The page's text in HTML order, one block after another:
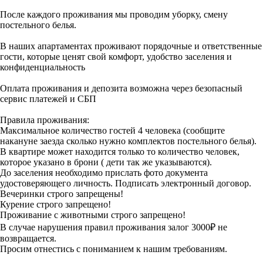
После каждого проживания мы проводим уборку, смену
постельного белья.
В наших апартаментах проживают порядочные и ответственные
гости, которые ценят свой комфорт, удобство заселения и
конфиденциальность
Оплата проживания и депозита возможна через безопасный
сервис платежей и СБП
Правила проживания:
Максимальное количество гостей 4 человека (сообщите
накануне заезда сколько нужно комплектов постельного белья).
В квартире может находится только то количество человек,
которое указано в брони ( дети так же указываются).
До заселения необходимо прислать фото документа
удостоверяющего личность. Подписать электронный договор.
Вечеринки строго запрещены!
Курение строго запрещено!
Проживание с животными строго запрещено!
В случае нарушения правил проживания залог 3000₽ не
возвращается.
Просим отнестись с пониманием к нашим требованиям.